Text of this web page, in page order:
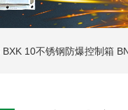
BXK 10不锈钢防爆控制箱